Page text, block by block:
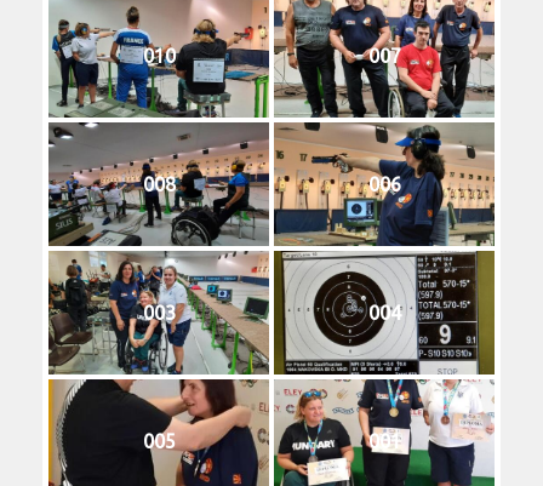
010 007
008 006
003 004
005 001